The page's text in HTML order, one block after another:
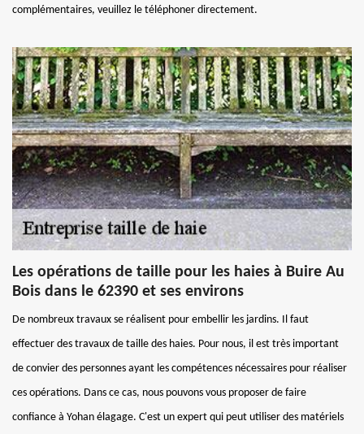
complémentaires, veuillez le téléphoner directement.
Les opérations de taille pour les haies à Buire Au
Bois dans le 62390 et ses environs
De nombreux travaux se réalisent pour embellir les jardins. Il faut
effectuer des travaux de taille des haies. Pour nous, il est très important
de convier des personnes ayant les compétences nécessaires pour réaliser
ces opérations. Dans ce cas, nous pouvons vous proposer de faire
confiance à Yohan élagage. C'est un expert qui peut utiliser des matériels